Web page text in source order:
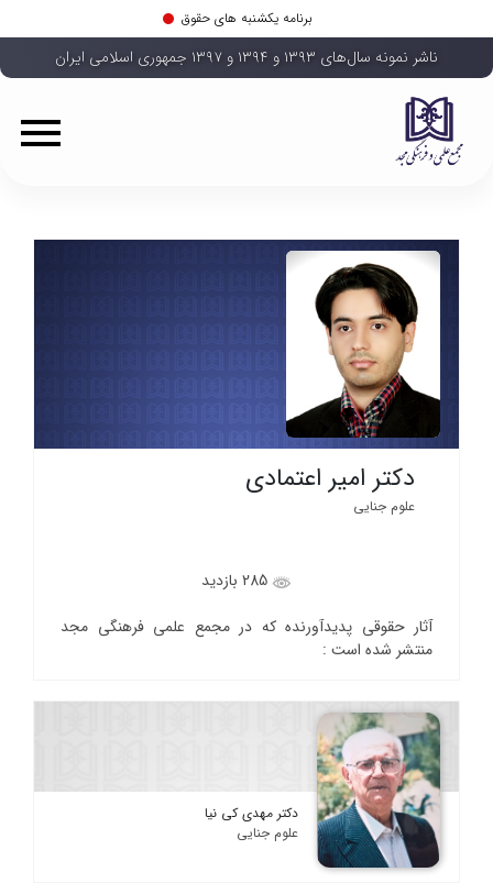
برنامه یکشنبه های حقوق
ناشر نمونه سال‌های ۱۳۹۳ و ۱۳۹۴ و ۱۳۹۷ جمهوری اسلامی ایران
دکتر امیر اعتمادی
علوم جنایی
آثار حقوقی پدیدآورنده که در مجمع علمی فرهنگی مجد
منتشر شده است :
دکتر مهدی کی نیا
علوم جنایی